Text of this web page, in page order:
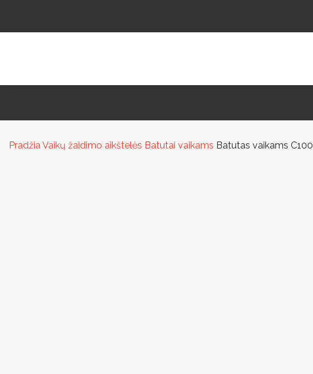
PradžiaVaikų žaidimo aikštelės Batutai vaikams Batutas vaikams C100